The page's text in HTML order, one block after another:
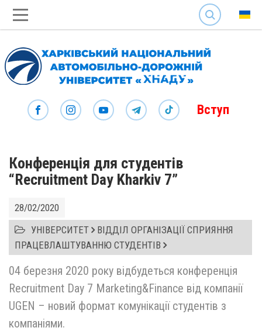
SEARCH
Вступ
Конференція для студентів
“Recruitment Day Kharkiv 7”
28/02/2020
УНІВЕРСИТЕТ ВІДДІЛ ОРГАНІЗАЦІЇ СПРИЯННЯ
ПРАЦЕВЛАШТУВАННЮ СТУДЕНТІВ
04 березня 2020 року відбудеться конференція
Recruitment Day 7 Marketing&Finance від компанії
UGEN – новий формат комунікації студентів з
компаніями.